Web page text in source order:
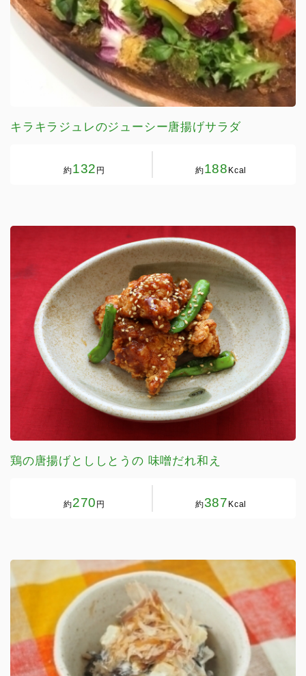
キラキラジュレのジューシー唐揚げサラダ
約132 円 約188 Kcal
鶏の唐揚げとししとうの 味噌だれ和え
約270 円 約387 Kcal